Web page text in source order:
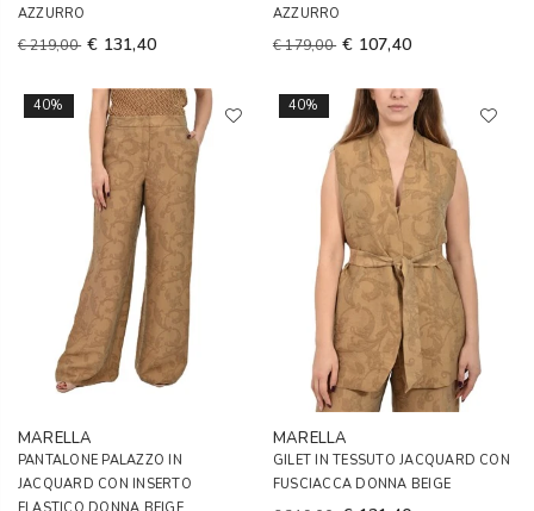
AZZURRO
€ 219,00 € 131,40
AZZURRO
€ 179,00 € 107,40
40%
MARELLA
PANTALONE PALAZZO IN
JACQUARD CON INSERTO
40%
MARELLA
GILET IN TESSUTO JACQUARD CON
FUSCIACCA DONNA BEIGE